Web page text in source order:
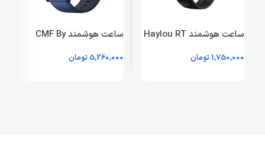
ساعت هوشمند Haylou RT
(گارانتی 18 ماهه شرکتی)
1,750,000 تومان
ساعت هوشمند CMF By
5,260,000 تومان